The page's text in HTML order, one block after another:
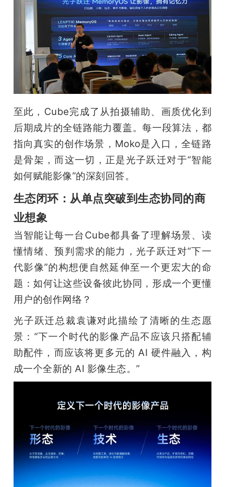
至此，Cube完成了从拍摄辅助、画质优化到
后期成片的全链路能力覆盖。每一段算法，都
指向真实的创作场景，Moko是入口，全链路
是骨架，而这一切，正是光子跃迁对于“智能
如何赋能影像”的深刻回答。
生态闭环：从单点突破到生态协同的商
业想象
当智能让每一台Cube都具备了理解场景、读
懂情绪、预判需求的能力，光子跃迁对“下一
代影像”的构想便自然延伸至一个更宏大的命
题：如何让这些设备彼此协同，形成一个更懂
用户的创作网络？
光子跃迁总裁袁谦对此描绘了清晰的生态愿
景：“下一个时代的影像产品不应该只搭配辅
助配件，而应该将更多元的 AI 硬件融入，构
成一个全新的 AI 影像生态。”